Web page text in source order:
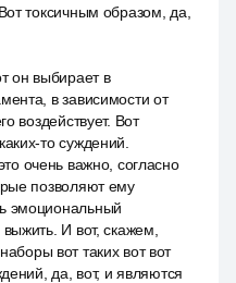
токсичным образом, да,
он выбирает в
в зависимости от
воздействует. Вот
то суждений.
очень важно, согласно
позволяют ему
эмоциональный
И вот, скажем,
вот таких вот вот
да, вот, и являются